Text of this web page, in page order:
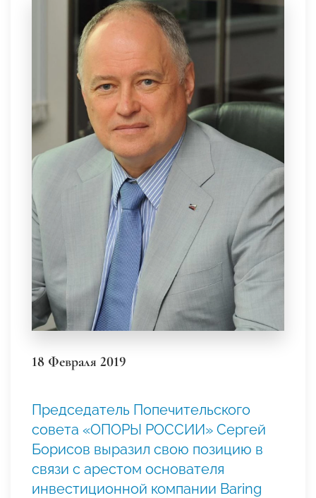
18 Февраля 2019
Председатель Попечительского
совета «ОПОРЫ РОССИИ» Сергей
Борисов выразил свою позицию в
связи с арестом основателя
инвестиционной компании Baring